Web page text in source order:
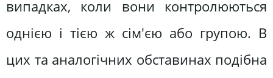
випадках, коли вони контролюються
однією і тією ж сім'єю або групою. В
цих та аналогічних обставинах подібна